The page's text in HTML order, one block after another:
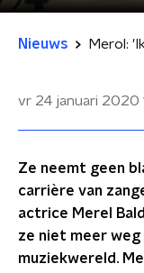
Nieuws
vr 24 januari 2020
Ze neemt geen
carrière van
actrice Merel
ze niet meer
muziekwereld.